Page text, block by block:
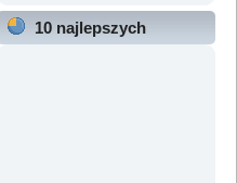
10 najlepszych